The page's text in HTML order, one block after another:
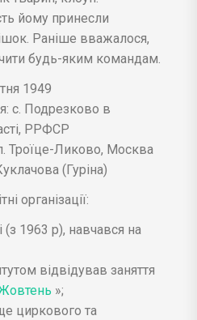
йому принесли
Раніше вважалося,
будь-яким командам.
1949
с. Подрезково в
РРФСР
Троїце-Ликово, Москва
(Гуріна)
організації:
1963 р), навчався на
відвідував заняття
»;
циркового та